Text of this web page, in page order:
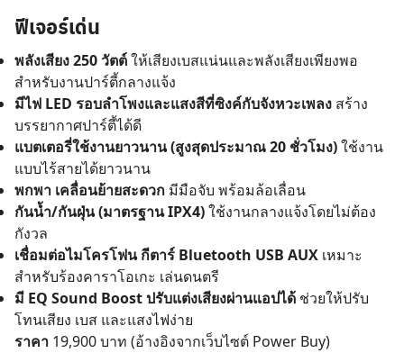
ฟีเจอร์เด่น
พลังเสียง 250 วัตต์ให้เสียงเบสแน่นและพลังเสียงเพียงพอ
สำหรับงานปาร์ตี้กลางแจ้ง
มีไฟ LED รอบลำโพงและแสงสีที่ซิงค์กับจังหวะเพลง สร้าง
บรรยากาศปาร์ตี้ได้ดี
แบตเตอรี่ใช้งานยาวนาน (สูงสุดประมาณ 20 ชั่วโมง)ใช้งาน
แบบไร้สายได้ยาวนาน
พกพา เคลื่อนย้ายสะดวก มีมือจับ พร้อมล้อเลื่อน
กันน้ำ/กันฝุ่น (มาตรฐาน IPX4)ใช้งานกลางแจ้งโดยไม่ต้อง
กังวล
เชื่อมต่อไมโครโฟน กีตาร์ Bluetooth USB AUX เหมาะ
สำหรับร้องคาราโอเกะ เล่นดนตรี
มี EQ Sound Boost ปรับแต่งเสียงผ่านแอปได้ ช่วยให้ปรับ
โทนเสียง เบส และแสงไฟง่าย
ราคา 19,900 บาท (อ้างอิงจากเว็บไซต์ Power Buy)